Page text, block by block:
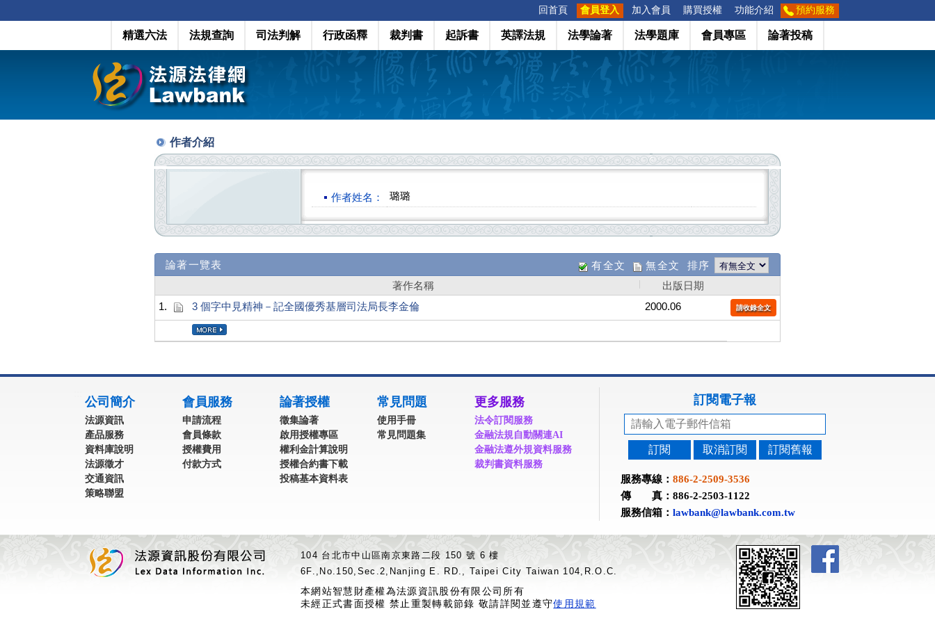
回首頁 會員登入 加入會員 購買授權 功能介紹 預約服務
精選六法 法規查詢 司法判解 行政函釋 裁判書 起訴書 英譯法規 法學論著 法學題庫 會員專區 論著投稿
作者介紹
作者姓名： 璐璐
論著一覽表 有全文 無全文 排序
著作名稱
出版日期
1.
3 個字中見精神－記全國優秀基層司法局長李金倫 2000.06 請收錄全文
公司簡介
法源資訊
產品服務
資料庫說明
法源徵才
交通資訊
策略聯盟
會員服務
申請流程
會員條款
授權費用
付款方式
論著授權
徵集論著
啟用授權專區
權利金計算說明
授權合約書下載
投稿基本資料表
常見問題
使用手冊
常見問題集
更多服務
法令訂閱服務
金融法規自動關連AI
金融法遵外規資料服務
裁判書資料服務
訂閱電子報
訂閱 取消訂閱 訂閱舊報
服務專線： 886-2-2509-3536
傳 真：886-2-2503-1122
服務信箱： lawbank@lawbank.com.tw
104 台北市中山區南京東路二段 150 號 6 樓
6F.,No.150,Sec.2,Nanjing E. RD., Taipei City Taiwan 104,R.O.C.
本網站智慧財產權為法源資訊股份有限公司所有
未經正式書面授權 禁止重製轉載節錄 敬請詳閱並遵守使用規範